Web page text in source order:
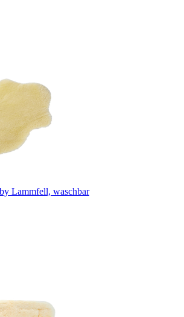
Lammfell, waschbar